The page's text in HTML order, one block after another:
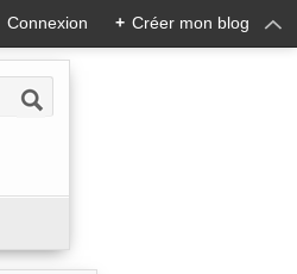
Connexion + Créer mon blog